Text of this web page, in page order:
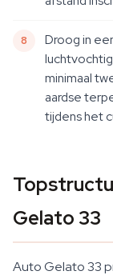
Droog in
minimaal
aardse
tijdens het
Gelato 33
Auto Gelato 33